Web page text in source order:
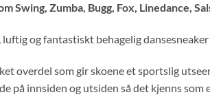
Swing, Zumba, Bugg, Fox, Linedance,
og fantastiskt behagelig
overdel som gir skoene et sportslig
på innsiden og utsiden så det kjenns som